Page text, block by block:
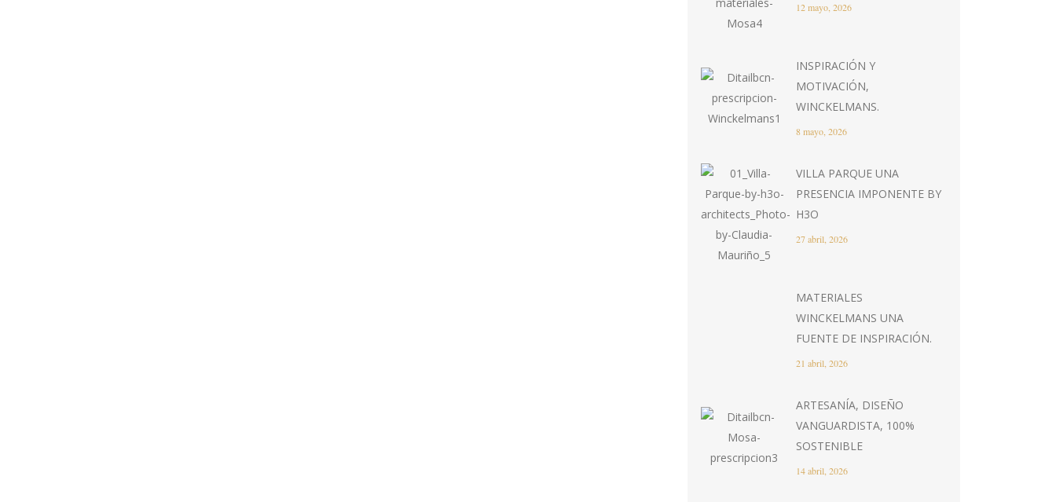
12 mayo, 2026
INSPIRACIÓN Y
MOTIVACIÓN,
WINCKELMANS.
8 mayo, 2026
VILLA PARQUE UNA
PRESENCIA IMPONENTE BY
H3O
27 abril, 2026
MATERIALES
WINCKELMANS UNA
FUENTE DE INSPIRACIÓN.
21 abril, 2026
ARTESANÍA, DISEÑO
VANGUARDISTA, 100%
SOSTENIBLE
14 abril, 2026